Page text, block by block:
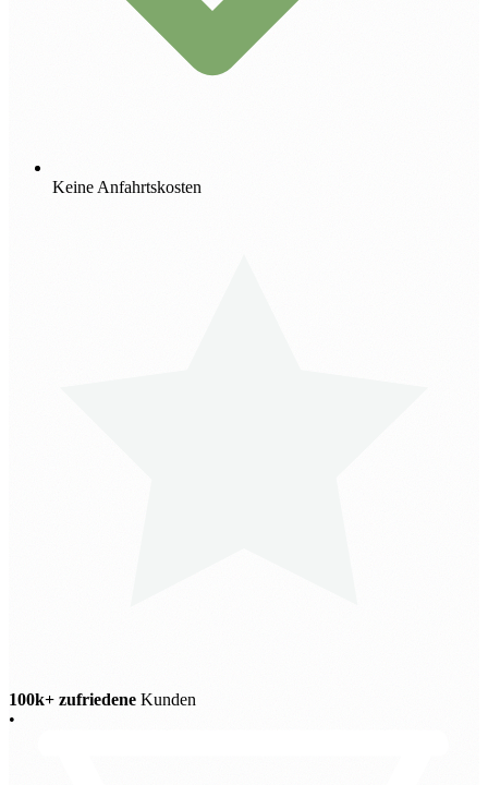
Keine Anfahrtskosten
100k+ zufriedene Kunden
•